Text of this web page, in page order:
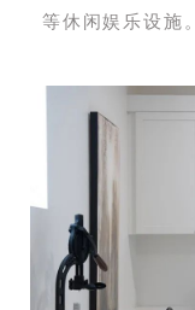
等休闲娱乐设施。